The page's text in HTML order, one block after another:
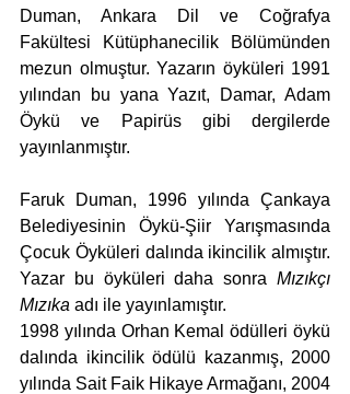
Duman, Ankara Dil ve Coğrafya
Fakültesi Kütüphanecilik Bölümünden
mezun olmuştur. Yazarın öyküleri 1991
yılından bu yana Yazıt, Damar, Adam
Öykü ve Papirüs gibi dergilerde
yayınlanmıştır.
Faruk Duman, 1996 yılında Çankaya
Belediyesinin Öykü-Şiir Yarışmasında
Çocuk Öyküleri dalında ikincilik almıştır.
Yazar bu öyküleri daha sonra Mızıkçı
Mızıka adı ile yayınlamıştır.
1998 yılında Orhan Kemal ödülleri öykü
dalında ikincilik ödülü kazanmış, 2000
yılında Sait Faik Hikaye Armağanı, 2004